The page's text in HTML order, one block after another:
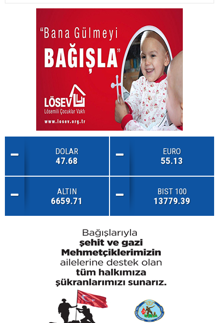
DOLAR
47.68
EURO
55.13
ALTIN
6659.71
BIST 100
13779.39